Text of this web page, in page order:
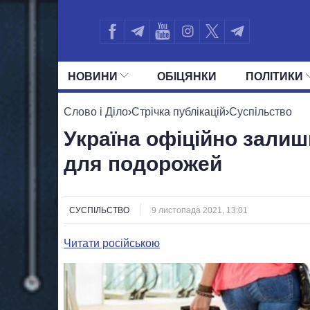
НОВИНИ ОБIЦЯНКИ ПОЛIТИКИ
УСІ ПОЛІТИКИ ПРЕЗИДЕНТ І ОФІС
Слово і Діло›Стрічка публікацій›Суспільство
Україна офіційно
для подорожей
СУСПІЛЬСТВО 9 листопада 2021, 13:01
Читати російською